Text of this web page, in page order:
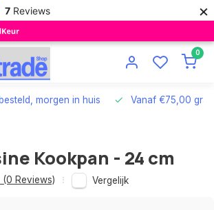
7 Reviews ×
0
morgen in huis Vanaf €75,00
Kookpan - 24 cm
Reviews) Vergelijk